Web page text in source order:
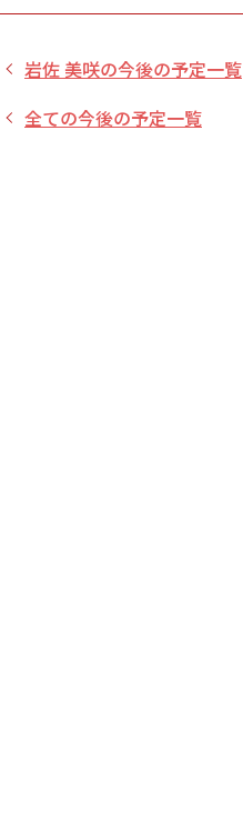
岩佐 美咲の今後の予定一覧
全ての今後の予定一覧